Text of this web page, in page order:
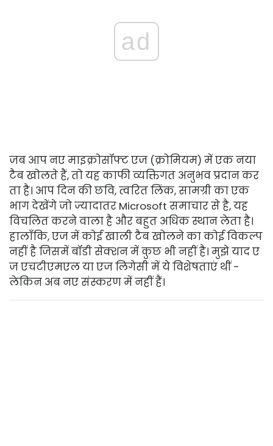
ad
जब आप नए माइक्रोसॉफ्ट एज (क्रोमियम) में एक नया
टैब खोलते हैं, तो यह काफी व्यक्तिगत अनुभव प्रदान कर
ता है। आप दिन की छवि, त्वरित लिंक, सामग्री का एक
भाग देखेंगे जो ज्यादातर Microsoft समाचार से है, यह
विचलित करने वाला है और बहुत अधिक स्थान लेता है।
हालाँकि, एज में कोई खाली टैब खोलने का कोई विकल्प
नहीं है जिसमें बॉडी सेक्शन में कुछ भी नहीं है। मुझे याद ए
ज एचटीएमएल या एज लिगेसी में ये विशेषताएं थीं -
लेकिन अब नए संस्करण में नहीं हैं।